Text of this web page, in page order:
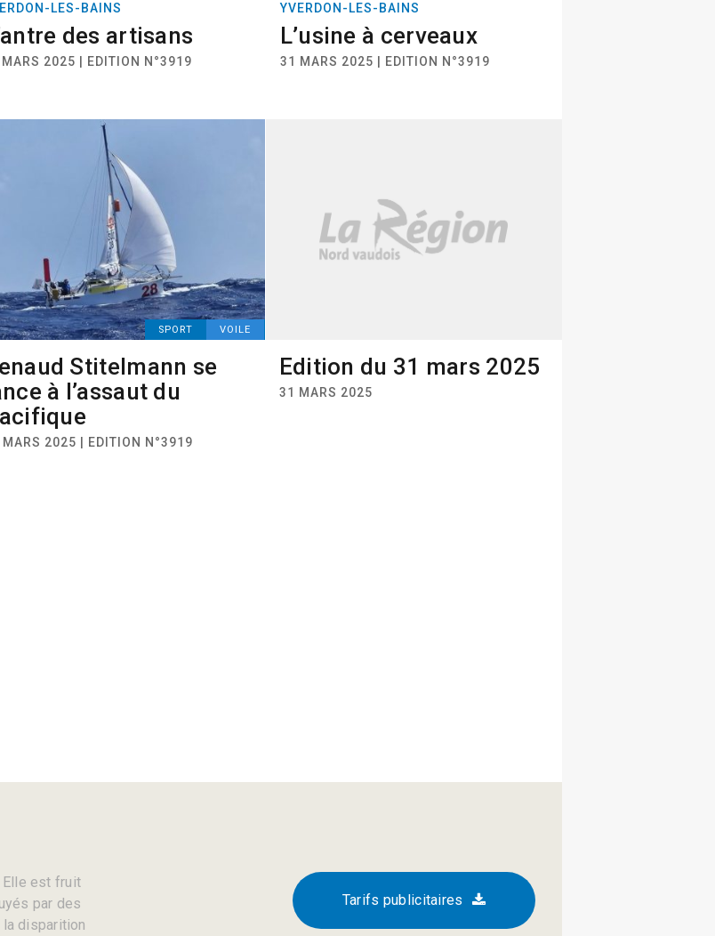
LES-BAINS
des artisans
2025 | EDITION N°3919
YVERDON-LES-BAINS
L’usine à cerveaux
31 MARS 2025 | EDITION N°3919
SPORT VOILE
Stitelmann se
à l’assaut du
2025 | EDITION N°3919
Edition du 31 mars 2025
31 MARS 2025
Elle est fruit
par des
disparition
Tarifs publicitaires